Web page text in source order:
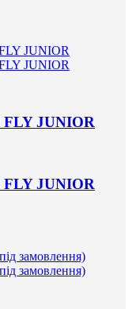
FLY JUNIOR
FLY JUNIOR